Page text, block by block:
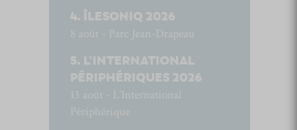
ÎLESONIQ 2026
8 août - Parc Jean-Drapeau
L’INTERNATIONAL
PÉRIPHÉRIQUES 2026
13 août - L’International
Périphérique